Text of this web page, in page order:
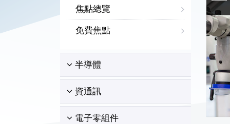
焦點總覽
免費焦點
半導體
資通訊
電子零組件